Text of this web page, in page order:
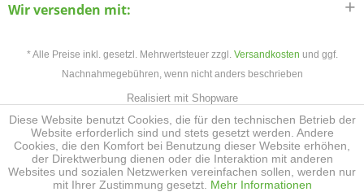
Wir versenden mit:
* Alle Preise inkl. gesetzl. Mehrwertsteuer zzgl. Versandkosten und ggf.
Nachnahmegebühren, wenn nicht anders beschrieben
Realisiert mit Shopware
Diese Website benutzt Cookies, die für den technischen Betrieb der
Website erforderlich sind und stets gesetzt werden. Andere
Cookies, die den Komfort bei Benutzung dieser Website erhöhen,
der Direktwerbung dienen oder die Interaktion mit anderen
Websites und sozialen Netzwerken vereinfachen sollen, werden nur
mit Ihrer Zustimmung gesetzt. Mehr Informationen